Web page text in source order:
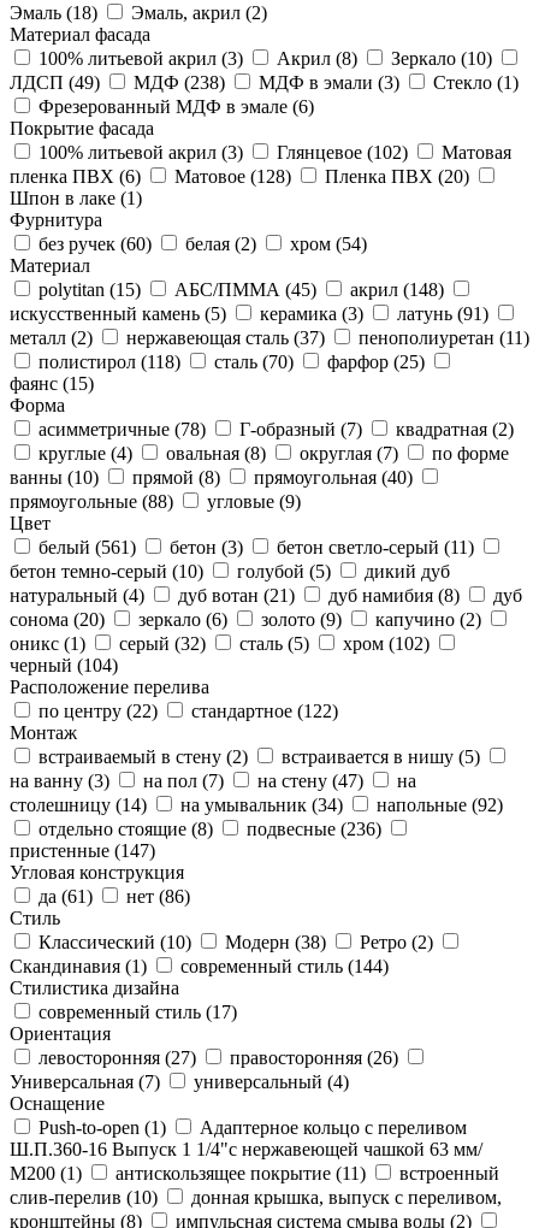
Эмаль (18) Эмаль, акрил (2)
Материал фасада
100% литьевой акрил (3) Акрил (8) Зеркало (10)
ЛДСП (49) МДФ (238) МДФ в эмали (3) Стекло (1)
Фрезерованный МДФ в эмале (6)
Покрытие фасада
100% литьевой акрил (3) Глянцевое (102)
Матовая
пленка ПВХ (6) Матовое (128) Пленка ПВХ (20)
Шпон в лаке (1)
Фурнитура
без ручек (60) белая (2) хром (54)
Материал
polytitan (15) АБС/ПММА (45) акрил (148)
искусственный камень (5) керамика (3) латунь (91)
металл (2) нержавеющая сталь (37) пенополиуретан (11)
полистирол (118) сталь (70) фарфор (25)
фаянс (15)
Форма
асимметричные (78) Г-образный (7) квадратная (2)
круглые (4) овальная (8) округлая (7)
по форме
ванны (10) прямой (8) прямоугольная (40)
прямоугольные (88) угловые (9)
Цвет
белый (561) бетон (3) бетон светло-серый (11)
бетон темно-серый (10) голубой (5)
дикий дуб
натуральный (4) дуб вотан (21) дуб намибия (8)
дуб
сонома (20) зеркало (6) золото (9) капучино (2)
оникс (1) серый (32) сталь (5) хром (102)
черный (104)
Расположение перелива
по центру (22) стандартное (122)
Монтаж
встраиваемый в стену (2) встраивается в нишу (5)
на ванну (3) на пол (7) на стену (47)
на
столешницу (14) на умывальник (34) напольные (92)
отдельно стоящие (8) подвесные (236)
пристенные (147)
Угловая конструкция
да (61) нет (86)
Стиль
Классический (10) Модерн (38) Ретро (2)
Скандинавия (1) современный стиль (144)
Стилистика дизайна
современный стиль (17)
Ориентация
левосторонняя (27) правосторонняя (26)
Универсальная (7) универсальный (4)
Оснащение
Push-to-open (1)
Адаптерное кольцо с переливом
Ш.П.360-16 Выпуск 1 1/4"с нержавеющей чашкой 63 мм/
М200 (1) антискользящее покрытие (11)
встроенный
слив-перелив (10)
донная крышка, выпуск с переливом,
кронштейны (8) импульсная система смыва воды (2)